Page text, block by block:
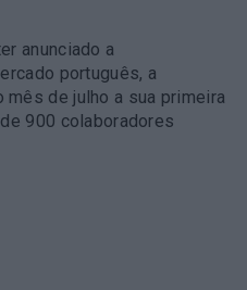
anunciado a
português, a
mês de julho a sua primeira
900 colaboradores